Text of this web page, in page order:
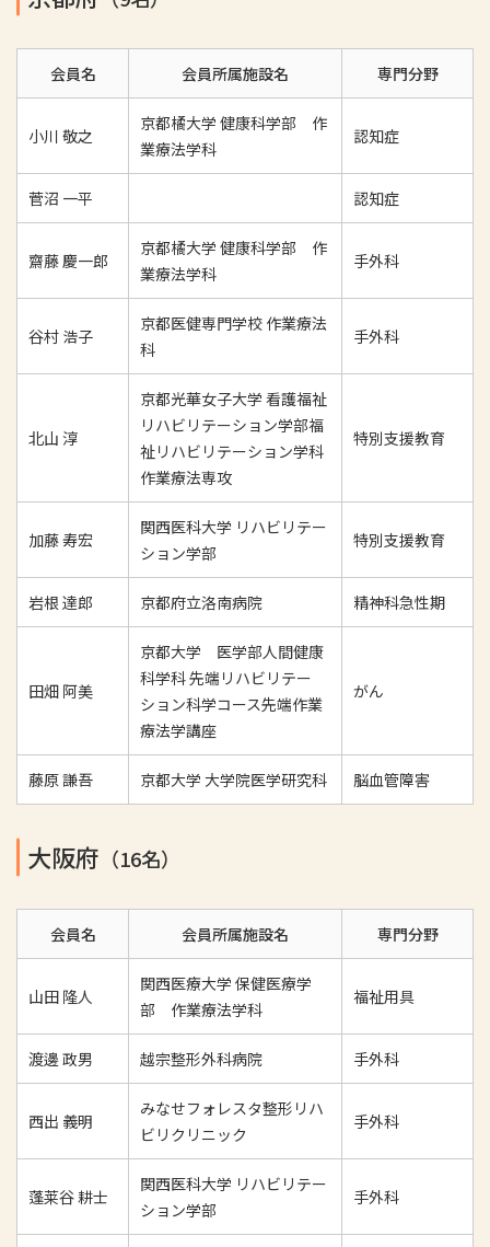
会員名 会員所属施設名 専門分野
小川 敬之
京都橘大学 健康科学部 作
業療法学科
認知症
菅沼 一平 認知症
齋藤 慶一郎
京都橘大学 健康科学部 作
業療法学科
手外科
谷村 浩子
京都医健専門学校 作業療法
科
手外科
北山 淳
京都光華女子大学 看護福祉
リハビリテーション学部福
祉リハビリテーション学科
作業療法専攻
特別支援教育
加藤 寿宏
関西医科大学 リハビリテー
ション学部
特別支援教育
岩根 達郎 京都府立洛南病院 精神科急性期
田畑 阿美
京都大学 医学部人間健康
科学科 先端リハビリテー
ション科学コース先端作業
療法学講座
がん
藤原 謙吾 京都大学 大学院医学研究科 脳血管障害
大阪府 （16名）
会員名 会員所属施設名 専門分野
山田 隆人
関西医療大学 保健医療学
部 作業療法学科
福祉用具
渡邊 政男 越宗整形外科病院 手外科
西出 義明
みなせフォレスタ整形リハ
ビリクリニック
手外科
蓬莱谷 耕士
関西医科大学 リハビリテー
ション学部
手外科